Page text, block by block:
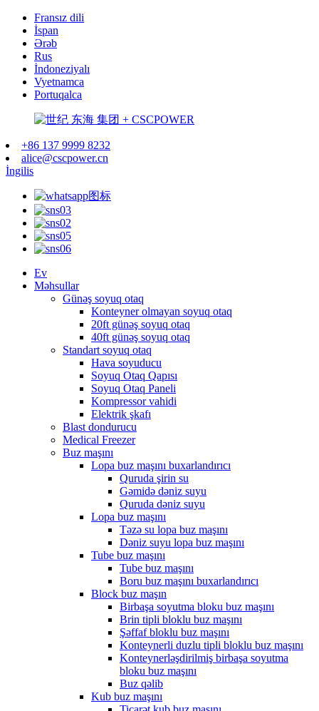
Fransız dili
İspan
Ərəb
Rus
İndoneziyalı
Vyetnamca
Portuqalca
+86 137 9999 8232
alice@cscpower.cn
İngilis
Ev
Məhsullar
Günəş soyuq otaq
Konteyner olmayan soyuq otaq
20ft günəş soyuq otaq
40ft günəş soyuq otaq
Standart soyuq otaq
Hava soyuducu
Soyuq Otaq Qapısı
Soyuq Otaq Paneli
Kompressor vahidi
Elektrik şkafı
Blast dondurucu
Medical Freezer
Buz maşını
Lopa buz maşını buxarlandırıcı
Quruda şirin su
Gəmidə dəniz suyu
Quruda dəniz suyu
Lopa buz maşını
Təzə su lopa buz maşını
Dəniz suyu lopa buz maşını
Tube buz maşını
Tube buz maşını
Boru buz maşını buxarlandırıcı
Block buz maşın
Birbaşa soyutma bloku buz maşını
Brin tipli bloklu buz maşını
Şəffaf bloklu buz maşını
Konteynerli duzlu tipli bloklu buz maşını
Konteynerləşdirilmiş birbaşa soyutma
bloku buz maşını
Buz qəlib
Kub buz maşını